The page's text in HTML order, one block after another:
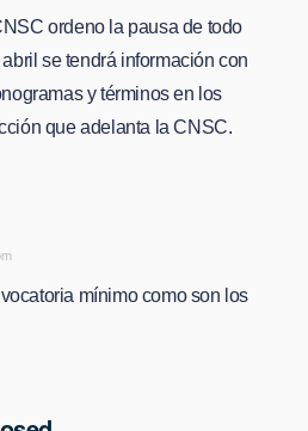
ordeno la pausa de todo
se tendrá información con
y términos en los
que adelanta la CNSC.
mínimo como son los